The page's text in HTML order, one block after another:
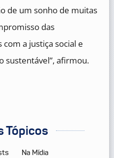
de um sonho de muitas
das
a justiça social e
sustentável”, afirmou.
Tópicos
Na Mídia